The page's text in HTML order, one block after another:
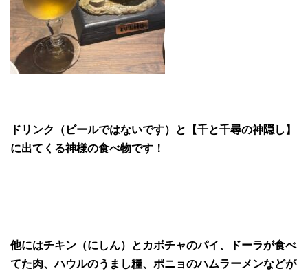
ドリンク（ビールではないです）と【千と千尋の神隠し】
に出てくる神様の食べ物です！
他にはチキン（にしん）とカボチャのパイ、ドーラが食べ
てた肉、ハウルのうまし糧、ポニョのハムラーメンなどが